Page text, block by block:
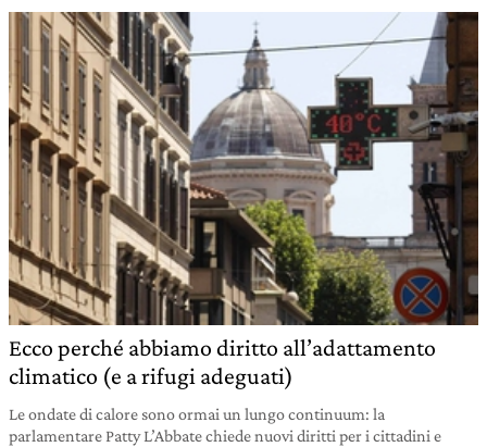
Ecco perché abbiamo diritto all’adattamento
climatico (e a rifugi adeguati)
Le ondate di calore sono ormai un lungo continuum: la
parlamentare Patty L’Abbate chiede nuovi diritti per i cittadini e